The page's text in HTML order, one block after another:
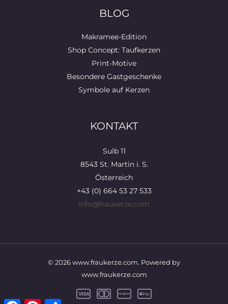
BLOG
Makramee-Edition
Shop Concept: Taufkerzen
Print-Motive
Besondere Gastgeschenke
Symbole auf Kerzen
KONTAKT
Sulb 11
8543 St. Martin i. S.
Österreich
+43 (0) 664 53 27 533
info@fraukerze.com
© 2026 www.fraukerze.com. Powered by
www.fraukerze.com